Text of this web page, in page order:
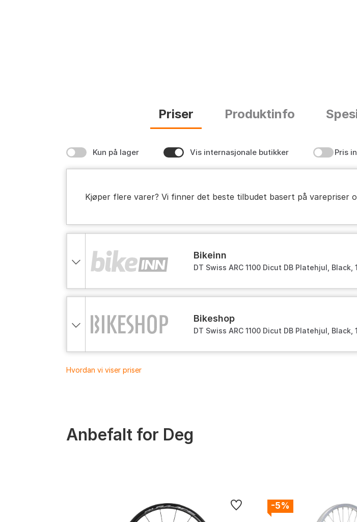
Priser Produktinfo
Kun på lager Vis internasjonale butikker Pris
Kjøper flere varer? Vi finner det beste tilbudet basert på varepriser
bikeinn
DT Swiss ARC 1100 Dicut DB Platehjul, Black,
bikeshop
DT Swiss ARC 1100 Dicut DB Platehjul, Black,
Hvordan vi viser priser
Anbefalt for Deg
-5%